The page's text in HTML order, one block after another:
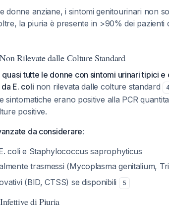
donne anziane, i sintomi genitourinari non
la piuria è presente in >90% dei pazienti
Rilevate dalle Colture Standard
quasi tutte le donne con sintomi urinari tipici e
E. coli non rilevata dalle colture standard
sintomatiche erano positive alla PCR
positive.
da considerare:
coli e Staphylococcus saprophyticus
trasmessi (Mycoplasma genitalium,
(BID, CTSS) se disponibili 5
di Piuria